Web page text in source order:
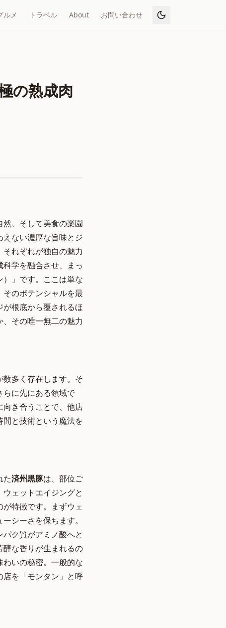
ルメ トラベル About お問い合わせ
の熟成肉
、そして美食の楽園
ない濃厚な旨味とジ
れぞれが独自の魅力
学を融合させ、まっ
」です。ここは単な
そのポテンシャルを最
根底から覆されるほ
その唯一無二の魅力
多く存在します。そ
らに先にある領域で
き合うことで、他店
と技術という魔法を
た済州黒豚は、部位ご
ェットエイジングと
特徴です。まずウェ
シーさを保ちます。
ク質がアミノ酸へと
な香りが生まれるの
いの秘密。一般的な
を「モンタン」と呼